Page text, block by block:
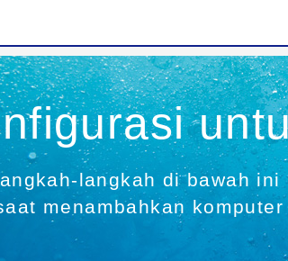
langkah di bawah
menambahkan